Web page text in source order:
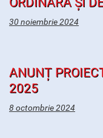
30 noiembrie 2024
ANUNȚ
2025
8 octombrie 2024